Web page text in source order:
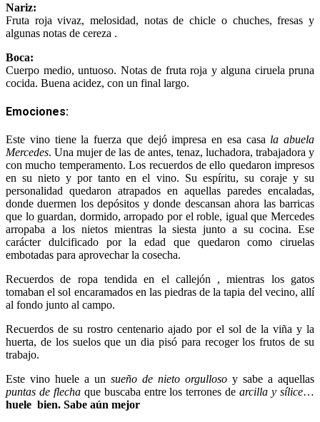
Nariz:
Fruta roja vivaz, melosidad, notas de chicle o chuches, fresas y
algunas notas de cereza .
Boca:
Cuerpo medio, untuoso. Notas de fruta roja y alguna ciruela pruna
cocida. Buena acidez, con un final largo.
Emociones:
Este vino tiene la fuerza que dejó impresa en esa casa la abuela
Mercedes. Una mujer de las de antes, tenaz, luchadora, trabajadora y
con mucho temperamento. Los recuerdos de ello quedaron impresos
en su nieto y por tanto en el vino. Su espíritu, su coraje y su
personalidad quedaron atrapados en aquellas paredes encaladas,
donde duermen los depósitos y donde descansan ahora las barricas
que lo guardan, dormido, arropado por el roble, igual que Mercedes
arropaba a los nietos mientras la siesta junto a su cocina. Ese
carácter dulcificado por la edad que quedaron como ciruelas
embotadas para aprovechar la cosecha.
Recuerdos de ropa tendida en el callejón , mientras los gatos
tomaban el sol encaramados en las piedras de la tapia del vecino, allí
al fondo junto al campo.
Recuerdos de su rostro centenario ajado por el sol de la viña y la
huerta, de los suelos que un dia pisó para recoger los frutos de su
trabajo.
Este vino huele a un sueño de nieto orgulloso y sabe a aquellas
puntas de flechaque buscaba entre los terrones dearcilla y sílice…
huele bien. Sabe aún mejor